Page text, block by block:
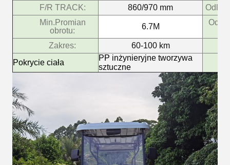
F/R TRACK:
860/970 mm
Min.Promian
obrotu:
6.7M
Zakres:
60-100 km
Pokrycie ciała
PP inżynieryjne tworzywa
sztuczne